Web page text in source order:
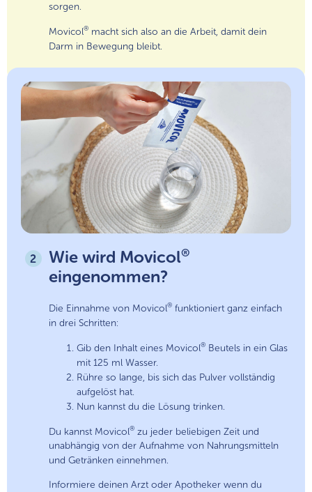
sorgen.
Movicol®macht sich also an die Arbeit, damit dein
Darm in Bewegung bleibt.
2 Wie wird Movicol®
eingenommen?
Die Einnahme von Movicol®funktioniert ganz einfach
in drei Schritten:
Gib den Inhalt eines Movicol®Beutels in ein Glas
mit 125 ml Wasser.
Rühre so lange, bis sich das Pulver vollständig
aufgelöst hat.
Nun kannst du die Lösung trinken.
Du kannst Movicol®zu jeder beliebigen Zeit und
unabhängig von der Aufnahme von Nahrungsmitteln
und Getränken einnehmen.
Informiere deinen Arzt oder Apotheker wenn du